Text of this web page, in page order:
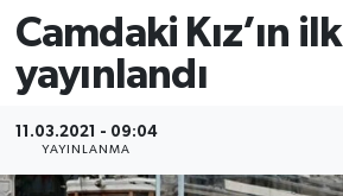
Camdaki Kız’ın
yayınlandı
11.03.2021 - 09:04
YAYINLANMA
İstanbul Namaz Vakitleri
İstanbul Trafik Yoğunluk
Süper Lig Puan Durumu ve